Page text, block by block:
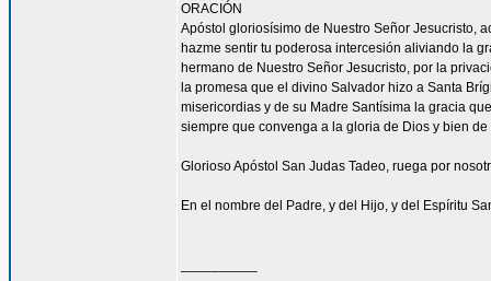
ORACIÓN
Apóstol gloriosísimo de Nuestro Señor Jesucristo,
hazme sentir tu poderosa intercesión aliviando la
hermano de Nuestro Señor Jesucristo, por la
la promesa que el divino Salvador hizo a Santa
misericordias y de su Madre Santísima la gracia
siempre que convenga a la gloria de Dios y bien de
Glorioso Apóstol San Judas Tadeo, ruega por
En el nombre del Padre, y del Hijo, y del Espíritu